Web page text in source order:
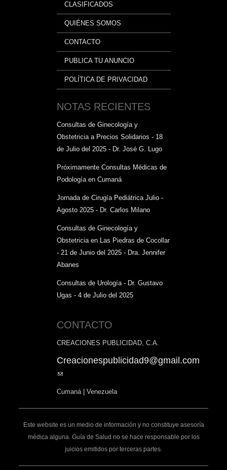
CLASIFICADOS
QUIÉNES SOMOS
CONTACTO
PUBLICA TU ANUNCIO
POLÍTICA DE PRIVACIDAD
NOTAS RECIENTES
Consultas de Ginecología y
Obstetricia a Precios Solidarios - 18
de Julio del 2025 - Dr. José G. Lugo
Próximamente Consultas Médicas de
Podología en Cumaná
Jornada de Cirugía Pediátrica Julio -
Agosto 2025 - Dr. Carlos Milano
Consultas de Ginecología y
Obstetricia en Las Piedras de Cocollar
- 21 de Junio del 2025 - Dra. Jennifer
Abanes
Consultas de Urología - Dr. Gustavo
Ugas - 4 de Julio del 2025
CONTACTO
CREACIONES PUBLICIDAD, C.A.
Creacionespublicidad9@gmail.com
(link
mail)
Cumaná | Venezuela
Este website es un medio de información y no constituye asesoría
médica alguna. Guía de Salud no se hace responsable por los
juicios emitidos por terceras partes.